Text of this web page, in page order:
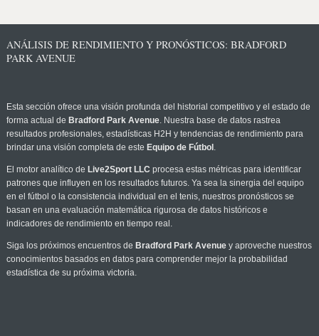
ANÁLISIS DE RENDIMIENTO Y PRONÓSTICOS: BRADFORD
PARK AVENUE
Esta sección ofrece una visión profunda del historial competitivo y el estado de
forma actual de Bradford Park Avenue. Nuestra base de datos rastrea
resultados profesionales, estadísticas H2H y tendencias de rendimiento para
brindar una visión completa de este Equipo de Fútbol .
El motor analítico de Live2Sport LLC procesa estas métricas para identificar
patrones que influyen en los resultados futuros. Ya sea la sinergia del equipo
en el fútbol o la consistencia individual en el tenis, nuestros pronósticos se
basan en una evaluación matemática rigurosa de datos históricos e
indicadores de rendimiento en tiempo real.
Siga los próximos encuentros de Bradford Park Avenuey aproveche nuestros
conocimientos basados en datos para comprender mejor la probabilidad
estadística de su próxima victoria.